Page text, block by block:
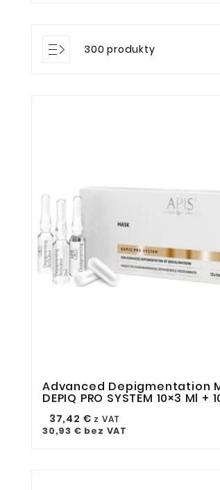
300 produkty
  
Advanced Depigmentation
DEPIQ PRO SYSTEM 10×3 Ml +
37,42 € z VAT
30,93 € bez VAT